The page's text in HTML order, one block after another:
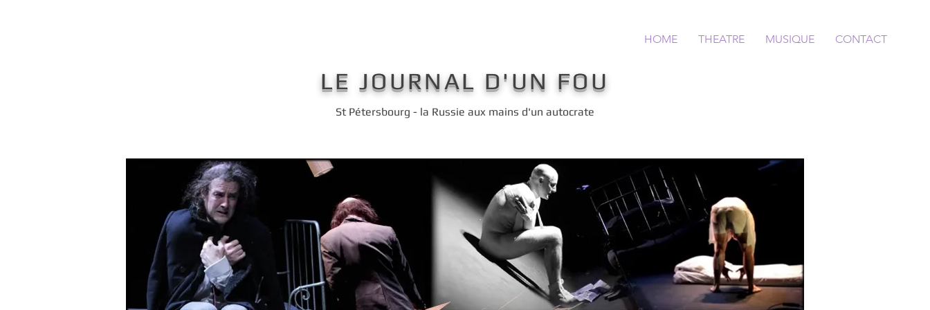
HOME THEATRE MUSIQUE CONTACT
LE JOURNAL D'UN FOU
St Pétersbourg - la Russie aux mains d'un autocrate